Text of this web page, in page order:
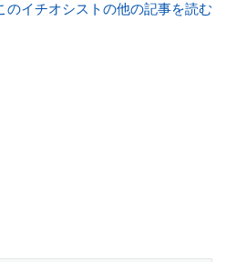
のイチオシストの他の記事を読む